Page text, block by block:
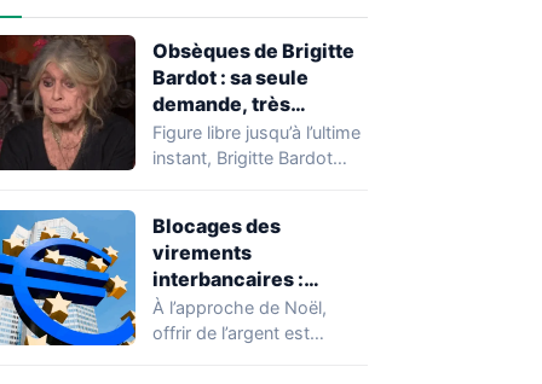
Obsèques de Brigitte
Bardot : sa seule
demande, très
modeste, pour son
enterrement
Figure libre jusqu’à l’ultime
instant, Brigitte Bardot
Blocages des
virements
interbancaires :
pourquoi vous ne
pourrez pas faire de
À l’approche de Noël,
offrir de l’argent est